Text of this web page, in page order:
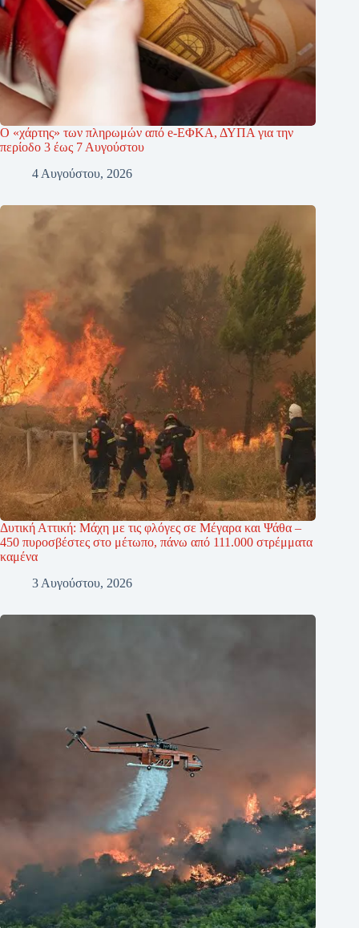
Ο «χάρτης» των πληρωμών από e-ΕΦΚΑ, ΔΥΠΑ για την
περίοδο 3 έως 7 Αυγούστου
4 Αυγούστου, 2026
Δυτική Αττική: Μάχη με τις φλόγες σε Μέγαρα και Ψάθα –
450 πυροσβέστες στο μέτωπο, πάνω από 111.000 στρέμματα
καμένα
3 Αυγούστου, 2026